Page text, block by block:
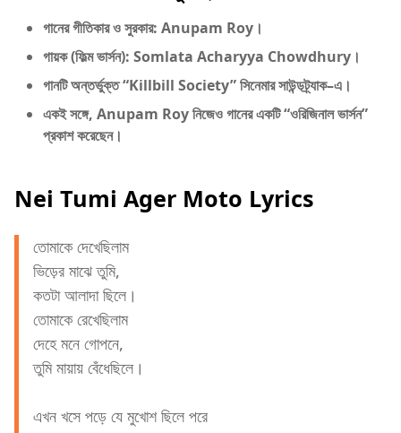
গানের গীতিকার ও সুরকার: Anupam Roy।
গায়ক (ফিল্ম ভার্সন): Somlata Acharyya Chowdhury।
গানটি অন্তর্ভুক্ত “Killbill Society” সিনেমার সাউন্ডট্র্যাক–এ।
একই সঙ্গে, Anupam Roy নিজেও গানের একটি “ওরিজিনাল ভার্সন”
প্রকাশ করেছেন।
Nei Tumi Ager Moto Lyrics
তোমাকে দেখেছিলাম
ভিড়ের মাঝে তুমি,
কতটা আলাদা ছিলে।
তোমাকে রেখেছিলাম
দেহে মনে গোপনে,
তুমি মায়ায় বেঁধেছিলে।
এখন খসে পড়ে যে মুখোশ ছিলে পরে